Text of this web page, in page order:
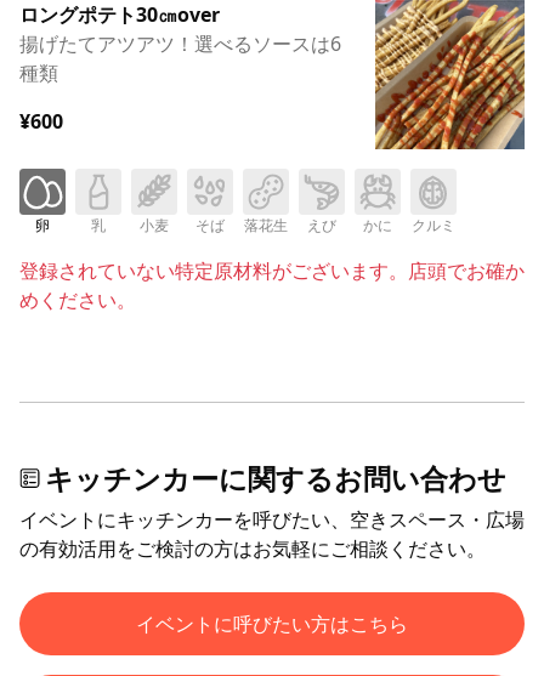
ロングポテト30㎝over
揚げたてアツアツ！選べるソースは6
種類
¥600
卵 乳 小麦 そば 落花生 えび かに クルミ
登録されていない特定原材料がございます。店頭でお確か
めください。
キッチンカーに関するお問い合わせ
イベントにキッチンカーを呼びたい、空きスペース・広場
の有効活用をご検討の方はお気軽にご相談ください。
イベントに呼びたい方はこちら